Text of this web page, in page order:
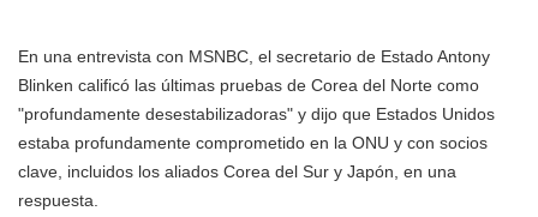
En una entrevista con MSNBC, el secretario de Estado Antony
Blinken calificó las últimas pruebas de Corea del Norte como
"profundamente desestabilizadoras" y dijo que Estados Unidos
estaba profundamente comprometido en la ONU y con socios
clave, incluidos los aliados Corea del Sur y Japón, en una
respuesta.